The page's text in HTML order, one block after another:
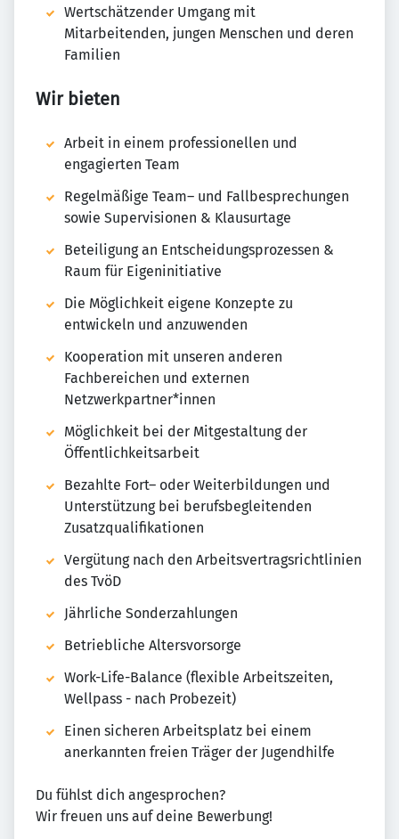
Wertschätzender Umgang mit
Mitarbeitenden, jungen Menschen und deren
Familien
Wir bieten
Arbeit in einem professionellen und
engagierten Team
Regelmäßige Team– und Fallbesprechungen
sowie Supervisionen & Klausurtage
Beteiligung an Entscheidungsprozessen &
Raum für Eigeninitiative
Die Möglichkeit eigene Konzepte zu
entwickeln und anzuwenden
Kooperation mit unseren anderen
Fachbereichen und externen
Netzwerkpartner*innen
Möglichkeit bei der Mitgestaltung der
Öffentlichkeitsarbeit
Bezahlte Fort– oder Weiterbildungen und
Unterstützung bei berufsbegleitenden
Zusatzqualifikationen
Vergütung nach den Arbeitsvertragsrichtlinien
des TvöD
Jährliche Sonderzahlungen
Betriebliche Altersvorsorge
Work-Life-Balance (flexible Arbeitszeiten,
Wellpass - nach Probezeit)
Einen sicheren Arbeitsplatz bei einem
anerkannten freien Träger der Jugendhilfe
Du fühlst dich angesprochen?
Wir freuen uns auf deine Bewerbung!